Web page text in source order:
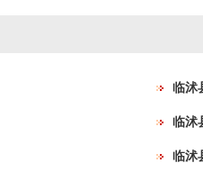
临沭
临沭
临沭